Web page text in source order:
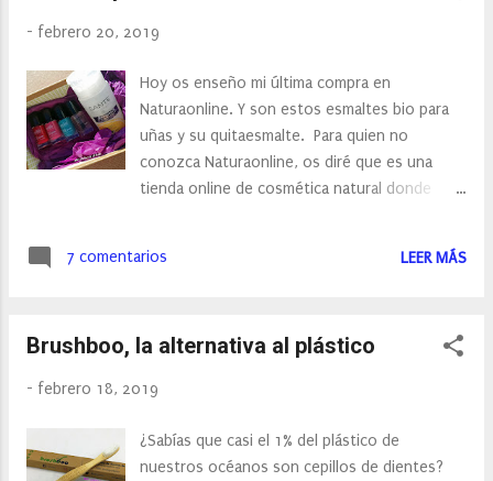
nos ayuda a preservar la memoria, ya que
cerebral y celular. Exam +, está indicado para
el período de exámenes ya que estimula la
memoria y aumenta la capacidad de
- febrero 20, 2019
Hoy os enseño mi última compra en
Naturaonline. Y son estos esmaltes bio para
uñas y su quitaesmalte. Para quien no
conozca Naturaonline, os diré que es una
tienda online de cosmética natural donde
EcoCert, NaTrue, BDIH, CosmeBio, Soil
Cattier, Acorelle, Novadiet, Neobio, Sante,
7 comentarios LEER MÁS
Brushboo, la alternativa al plástico
- febrero 18, 2019
¿Sabías que casi el 1% del plástico de
nuestros océanos son cepillos de dientes?